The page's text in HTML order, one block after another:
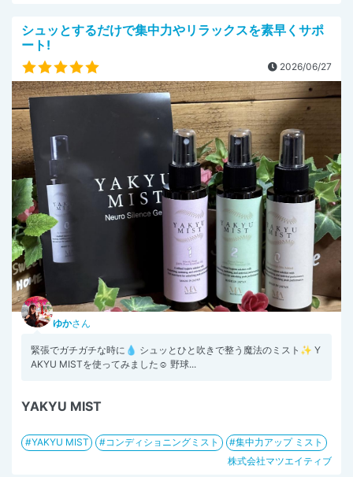
シュッとするだけで集中力やリラックスを素早くサポ
ート!
2026/06/27
ゆかさん
緊張でガチガチな時に💧 シュッとひと吹きで整う魔法のミスト✨ Y
AKYU MISTを使ってみました☺ 野球...
YAKYU MIST
YAKYU MIST コンディショニングミスト
集中力アップ ミスト
株式会社マツエイティブ